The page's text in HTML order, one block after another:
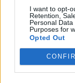
I want to opt-
Retention,
Personal
Purposes for
Opted Out
Αστυνομικά
Πάτρα:
βρήκαν 600
10 Μαϊος 2023